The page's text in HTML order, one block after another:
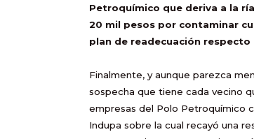
Petroquímico que deriva a la
20 mil pesos por contaminar
plan de readecuación
Finalmente, y aunque parezca
sospecha que tiene cada vecino
empresas del Polo Petroquímico
Indupa sobre la cual recayó una